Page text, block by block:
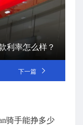
利率怎么样？
下一篇
骑手能挣多少